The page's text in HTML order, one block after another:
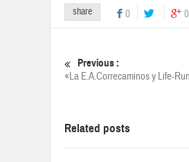
share 0 0
Previous :
«La E.A.Correcaminos y Life-
Related posts